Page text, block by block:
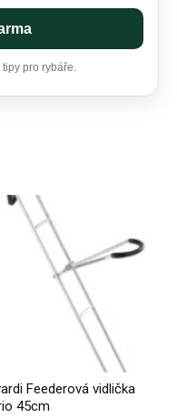
pro rybáře.
Feederová vidlička
45cm